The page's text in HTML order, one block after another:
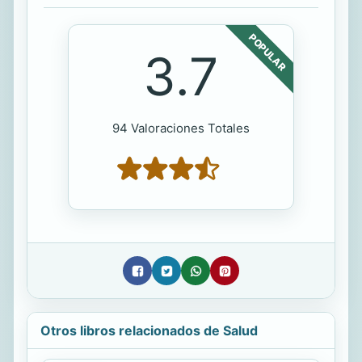
POPULAR
3.7
94 Valoraciones Totales
Otros libros relacionados de Salud